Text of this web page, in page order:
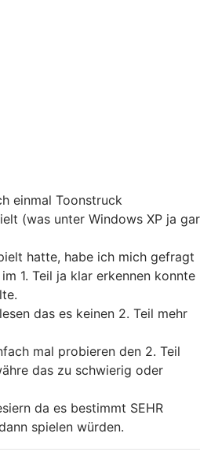
einmal Toonstruck
(was unter Windows XP ja gar
hatte, habe ich mich gefragt
1. Teil ja klar erkennen konnte
das es keinen 2. Teil mehr
mal probieren den 2. Teil
das zu schwierig oder
da es bestimmt SEHR
spielen würden.